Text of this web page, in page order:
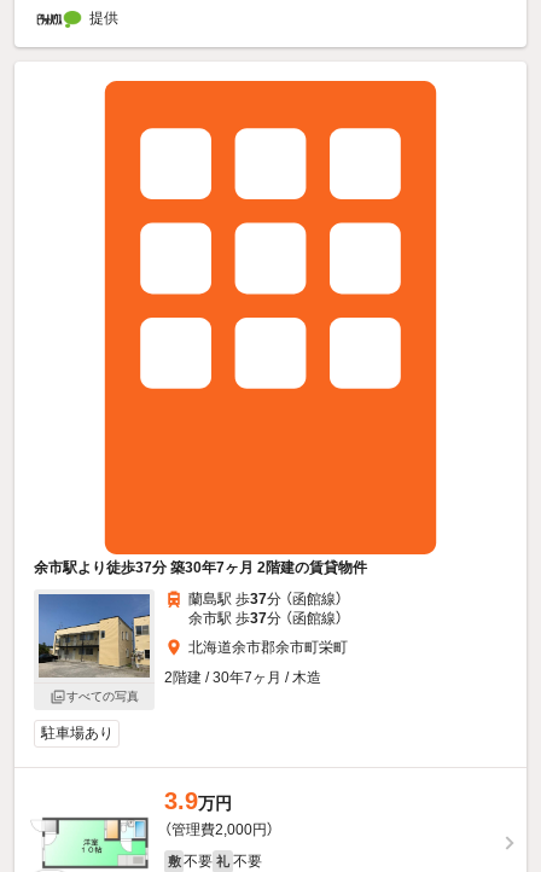
提供
余市駅より徒歩37分 築30年7ヶ月 2階建の賃貸物件
すべての写真
蘭島駅 歩37分 （函館線）
余市駅 歩37分 （函館線）
北海道余市郡余市町栄町
2階建 / 30年7ヶ月 / 木造
駐車場あり
3.9万円
（管理費2,000円）
敷 不要 礼 不要